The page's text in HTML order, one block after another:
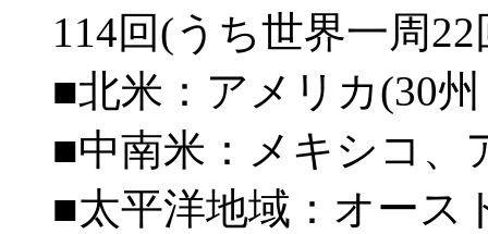
114回(うち世界一周
■北米：アメリカ(30
■中南米：メキシコ、
■太平洋地域：オース